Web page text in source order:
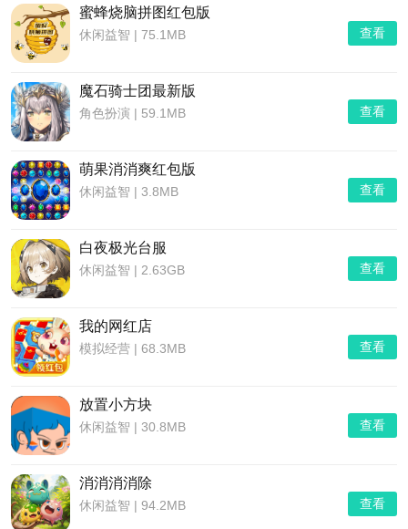
蜜蜂烧脑拼图红包版
休闲益智 | 75.1MB 查看
魔石骑士团最新版
角色扮演 | 59.1MB 查看
萌果消消爽红包版
休闲益智 | 3.8MB 查看
白夜极光台服
休闲益智 | 2.63GB 查看
我的网红店
模拟经营 | 68.3MB 查看
放置小方块
休闲益智 | 30.8MB 查看
消消消消除
休闲益智 | 94.2MB 查看